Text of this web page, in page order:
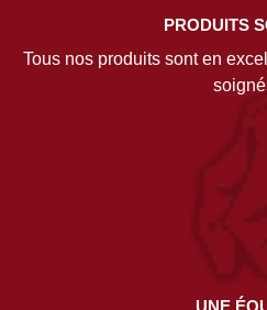
PRODUITS
Tous nos produits sont en